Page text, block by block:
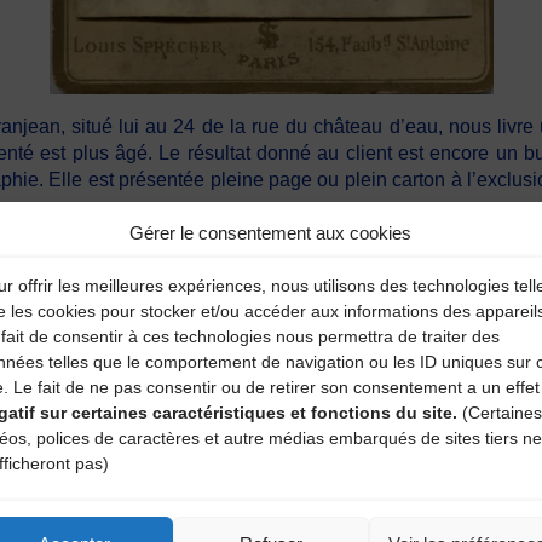
Gérer le consentement aux cookies
offrir les meilleures expériences, nous utilisons des technologies
les cookies pour stocker et/ou accéder aux informations des
de consentir à ces technologies nous permettra de traiter des
telles que le comportement de navigation ou les ID uniques sur
Le fait de ne pas consentir ou de retirer son consentement a un effet
sur certaines caractéristiques et fonctions du site. (Certaines
polices de caractères et autre médias embarqués de sites tiers ne
pas)
situé lui au 24 de la rue du château d’eau, nous
est plus âgé. Le résultat donné au client est encore un
Elle est présentée pleine page ou plein carton à
procédé d’éclairage artificiel instantané, s’il paraît moins
Par contre, la définition des traits du visage est d’une
de part et d’autre des dimensions de son visage
tombe en nuage sur les lèvres, obturant ainsi
où la partie qui la surplombe est taillée droite alors que de
jusqu’aux orifices des oreilles.
se doit d’imaginer le soin que doit nécessiter une telle
intérêt à sa personne, à son image et l’opinion des